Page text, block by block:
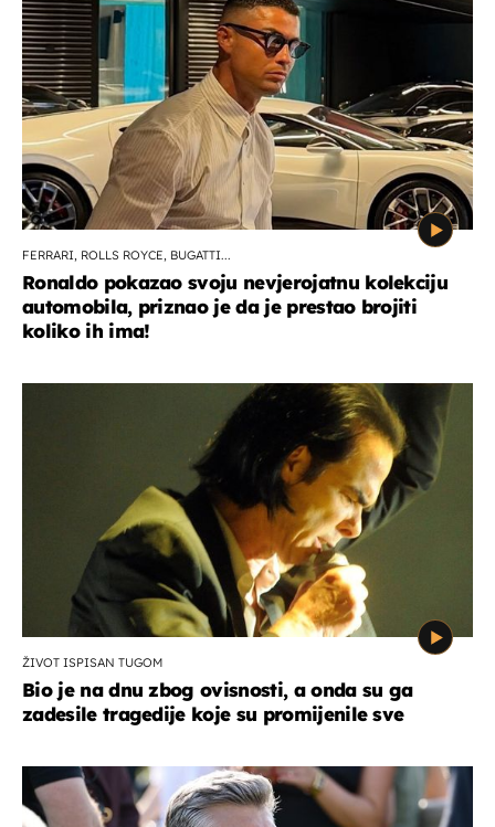
FERRARI, ROLLS ROYCE, BUGATTI...
Ronaldo pokazao svoju nevjerojatnu kolekciju
automobila, priznao je da je prestao brojiti
koliko ih ima!
ŽIVOT ISPISAN TUGOM
Bio je na dnu zbog ovisnosti, a onda su ga
zadesile tragedije koje su promijenile sve